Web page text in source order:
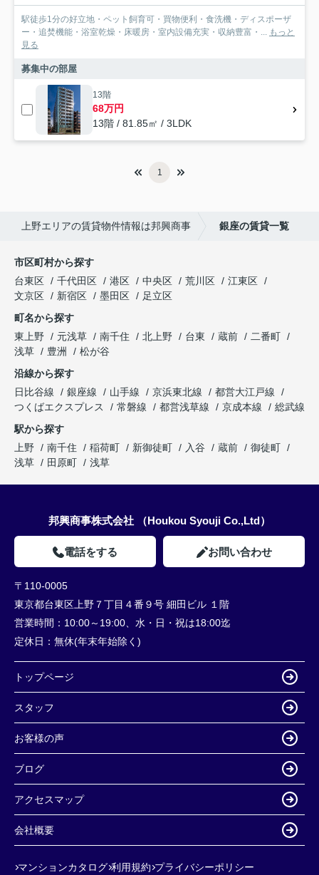
駅徒歩1分の好立地・ペット飼育可・買物便利・食洗機・ディスポーザ
ー・追焚機能・浴室乾燥・床暖房・室内設備充実・収納豊富・... もっと
見る
募集中の部屋
13階
68万円
13階 / 81.85㎡ / 3LDK
1
上野エリアの賃貸物件情報は邦興商事 銀座の賃貸一覧
市区町村から探す
台東区
千代田区 港区 中央区 荒川区
江東区
文京区
新宿区 墨田区
足立区
町名から探す
東上野
元浅草 南千住 北上野 台東 蔵前
二番町
浅草
豊洲
松が谷
沿線から探す
日比谷線
銀座線 山手線 京浜東北線
都営大江戸線
つくばエクスプレス
常磐線 都営浅草線 京成本線
総武線
駅から探す
上野
南千住 稲荷町 新御徒町 入谷 蔵前
御徒町
浅草
田原町 浅草
邦興商事株式会社 （Houkou Syouji Co.,Ltd）
電話をする お問い合わせ
〒110-0005
東京都台東区上野７丁目４番９号 細田ビル １階
営業時間： 10:00～19:00、水・日・祝は18:00迄
定休日： 無休(年末年始除く)
トップページ
スタッフ
お客様の声
ブログ
アクセスマップ
会社概要
マンションカタログ 利用規約 プライバシーポリシー